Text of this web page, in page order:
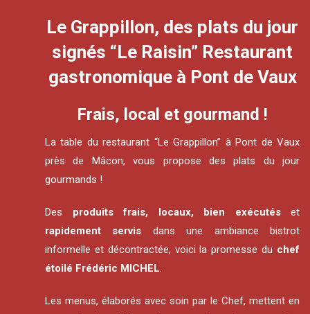
Le Grappillon, des plats du jour
signés “Le Raisin” Restaurant
gastronomique à Pont de Vaux
Frais, local et gourmand !
La table du restaurant “Le Grappillon” à Pont de Vaux
près de Mâcon, vous propose des plats du jour
gourmands !
Des produits frais, locaux, bien exécutés et
rapidement servis dans une ambiance bistrot
informelle et décontractée, voici la promesse du chef
étoilé Frédéric MICHEL.
Les menus, élaborés avec soin par le Chef, mettent en